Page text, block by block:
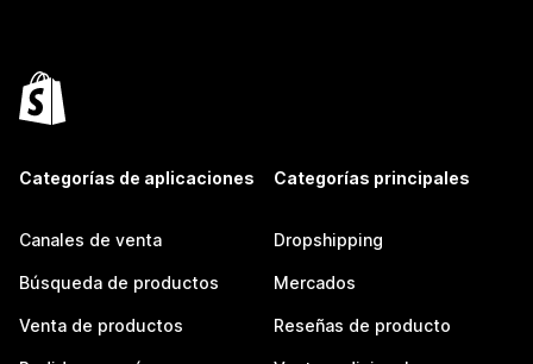
Categorías de aplicaciones
Canales de venta
Búsqueda de productos
Venta de productos
Categorías principales
Dropshipping
Mercados
Reseñas de producto